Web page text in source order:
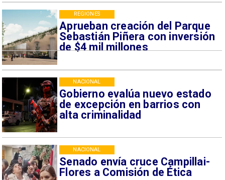
Aprueban creación del Parque
Sebastián Piñera con inversión
de $4 mil millones
REGIONES
Gobierno evalúa nuevo estado
de excepción en barrios con
alta criminalidad
NACIONAL
Senado envía cruce Campillai-
Flores a Comisión de Ética
NACIONAL